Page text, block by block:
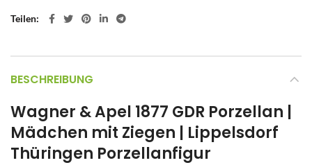
Teilen
BESCHREIBUNG
Wagner & Apel 1877 GDR Porzellan |
Mädchen mit Ziegen | Lippelsdorf
Thüringen Porzellanfigur